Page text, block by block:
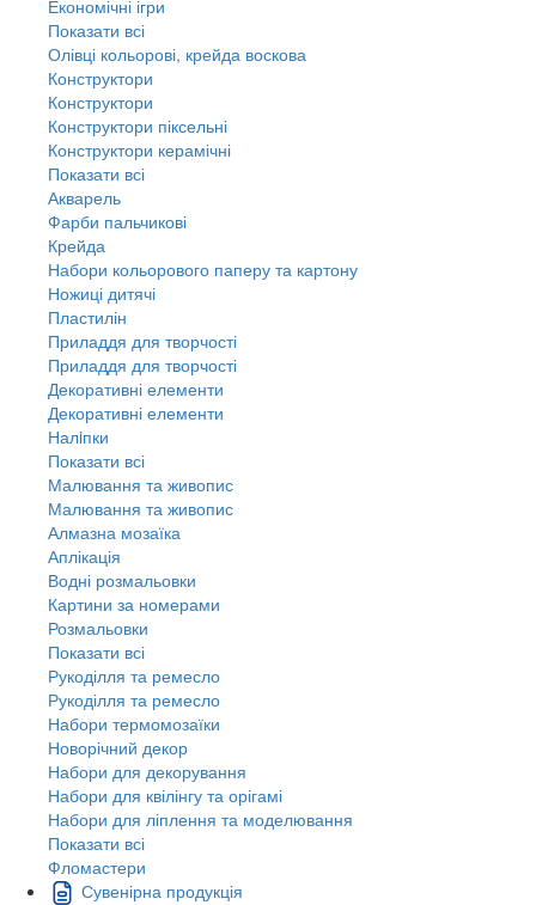
Економічні ігри
Показати всі
Олівці кольорові, крейда воскова
Конструктори
Конструктори
Конструктори піксельні
Конструктори керамічні
Показати всі
Акварель
Фарби пальчикові
Крейда
Набори кольорового паперу та картону
Ножиці дитячі
Пластилін
Приладдя для творчості
Приладдя для творчості
Декоративні елементи
Декоративні елементи
Налiпки
Показати всі
Малювання та живопис
Малювання та живопис
Алмазна мозаїка
Аплікація
Водні розмальовки
Картини за номерами
Розмальовки
Показати всі
Рукоділля та ремесло
Рукоділля та ремесло
Набори термомозаїки
Новорічний декор
Набори для декорування
Набори для квілінгу та орігамі
Набори для ліплення та моделювання
Показати всі
Фломастери
Сувенірна продукція